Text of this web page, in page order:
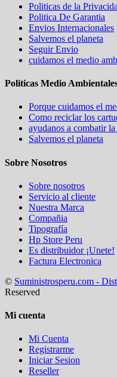
Politicas de la
Politica De Garantia
Envios Internacionales
Salvemos el planeta
Seguir Envio
cuidamos el medio
Politicas Medio
Porque cuidamos el
Como reciclar los
ayudanos a combatir
Salvemos el planeta
Sobre Nosotros
Sobre nosotros
Servicio al cliente
Nuestra Marca
Compañia
Tipografía
Hp Store Peru
Es distribuidor ¡Unete!
Factura Electronica
© Suministrosperu.com -
Reserved
Mi cuenta
Mi Cuenta
Registrarme
Iniciar Sesion
Reseller